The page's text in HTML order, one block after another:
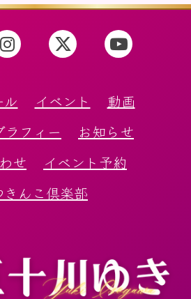
イベント
動画
ラフィー
お知らせ
せ
イベント予約
きんこ倶楽部